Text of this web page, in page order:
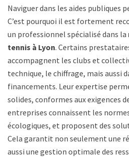
Naviguer dans les aides publiques
C’est pourquoi il est fortement
un professionnel spécialisé dans la
tennis à Lyon. Certains
accompagnent les clubs et
technique, le chiffrage, mais aussi
financements. Leur expertise
solides, conformes aux exigences
entreprises connaissent les
écologiques, et proposent des
Cela garantit non seulement une
aussi une gestion optimale des